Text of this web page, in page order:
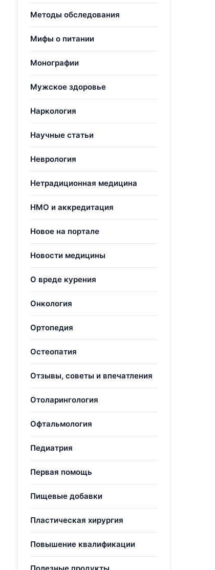
Методы обследования
Мифы о питании
Монографии
Мужское здоровье
Наркология
Научные статьи
Неврология
Нетрадиционная медицина
НМО и аккредитация
Новое на портале
Новости медицины
О вреде курения
Онкология
Ортопедия
Остеопатия
Отзывы, советы и впечатления
Отоларингология
Офтальмология
Педиатрия
Первая помощь
Пищевые добавки
Пластическая хирургия
Повышение квалификации